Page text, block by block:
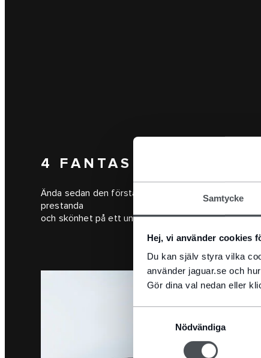
Samtycke
Hej, vi använder cookies
Du kan själv styra vilka
använder jaguar.se och
Gör dina val nedan eller
Nödvändiga
4 FANTASTISKA
Ända sedan den första Jaguaren såg ljuset 1935
prestanda
och skönhet på ett unikt sätt. Blir någon av dessa